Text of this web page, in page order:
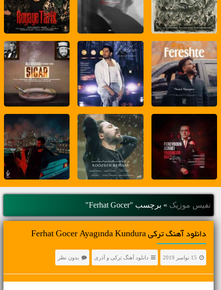
نفیس موزیک » برچسب "Ferhat Gocer"
دانلود آهنگ ترکی Ferhat Gocer Ayagında Kundura
15 نوامبر 2019 دانلود آهنگ ترکی و آذری بدون نظر